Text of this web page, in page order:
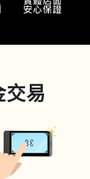
交易